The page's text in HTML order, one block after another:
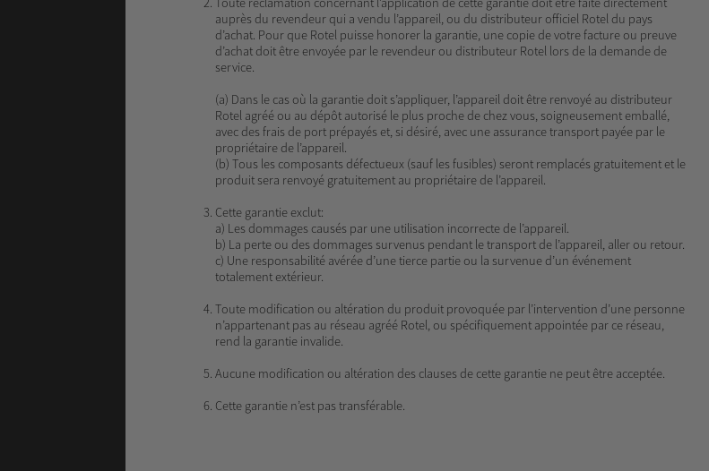
auprès du revendeur qui a vendu l’appareil, ou du distributeur officiel Rotel du pays
d’achat. Pour que Rotel puisse honorer la garantie, une copie de votre facture ou preuve
d’achat doit être envoyée par le revendeur ou distributeur Rotel lors de la demande de
service.
(a) Dans le cas où la garantie doit s’appliquer, l’appareil doit être renvoyé au distributeur
Rotel agréé ou au dépôt autorisé le plus proche de chez vous, soigneusement emballé,
avec des frais de port prépayés et, si désiré, avec une assurance transport payée par le
propriétaire de l’appareil.
(b) Tous les composants défectueux (sauf les fusibles) seront remplacés gratuitement et le
produit sera renvoyé gratuitement au propriétaire de l’appareil.
Cette garantie exclut:
a) Les dommages causés par une utilisation incorrecte de l’appareil.
b) La perte ou des dommages survenus pendant le transport de l’appareil, aller ou retour.
c) Une responsabilité avérée d’une tierce partie ou la survenue d’un événement
totalement extérieur.
Toute modification ou altération du produit provoquée par l’intervention d’une personne
n’appartenant pas au réseau agréé Rotel, ou spécifiquement appointée par ce réseau,
rend la garantie invalide.
Aucune modification ou altération des clauses de cette garantie ne peut être acceptée.
Cette garantie n’est pas transférable.